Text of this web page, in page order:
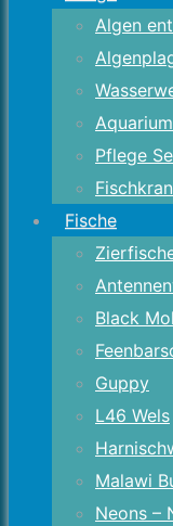
Algen
Pflege
Fische
Black
Guppy
L46 Wels
Malawi
Neons –